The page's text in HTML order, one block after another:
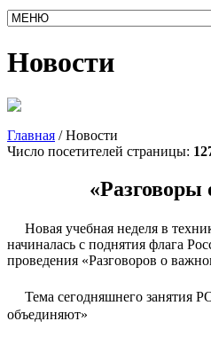
Новости
Главная /Новости
Число посетителей страницы:
Новая учебная неделя в
начиналась с поднятия флага
проведения «Разговоров о
Тема сегодняшнего занятия
объединяют»